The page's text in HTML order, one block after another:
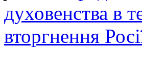
духовенства в
вторгнення